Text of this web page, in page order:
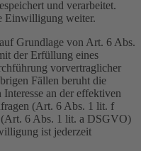
und verarbeitet.
Einwilligung weiter.
Grundlage von Art. 6 Abs.
der Erfüllung eines
vorvertraglicher
Fällen beruht die
an der effektiven
(Art. 6 Abs. 1 lit. f
6 Abs. 1 lit. a DSGVO)
ist jederzeit